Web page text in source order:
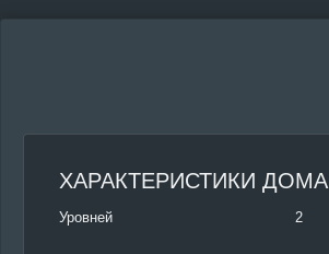
ХАРАКТЕРИСТИКИ ДОМА
Уровней 2